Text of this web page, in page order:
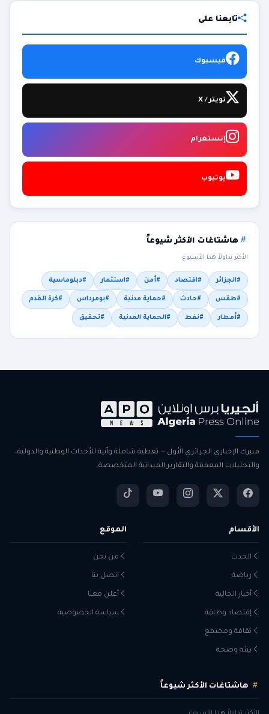
تابعنا على
فيسبوك
تويتر / X
إنستغرام
يوتيوب
هاشتاغات الأكثر شيوعاً
الأكثر تداولاً هذا الأسبوع
#الجزائر #اقتصاد #أمن #استثمار #دبلوماسية
#طقس #حادث #حماية مدنية #بومرداس #كرة القدم
#أمطار #نفط #الحماية المدنية #تحقيق
منبرك الإخباري الجزائري الأول — تغطية شاملة وآنية للأحداث الوطنية والدولية،
والتحليلات المعمقة والتقارير الميدانية المتخصصة.
الأقسام
الحدث
رياضة
أخبار الجالية
إقتصاد وطاقة
ثقافة ومجتمع
بيئة وصحة
الموقع
من نحن
اتصل بنا
أعلن معنا
سياسة الخصوصية
هاشتاغات الأكثر شيوعاً